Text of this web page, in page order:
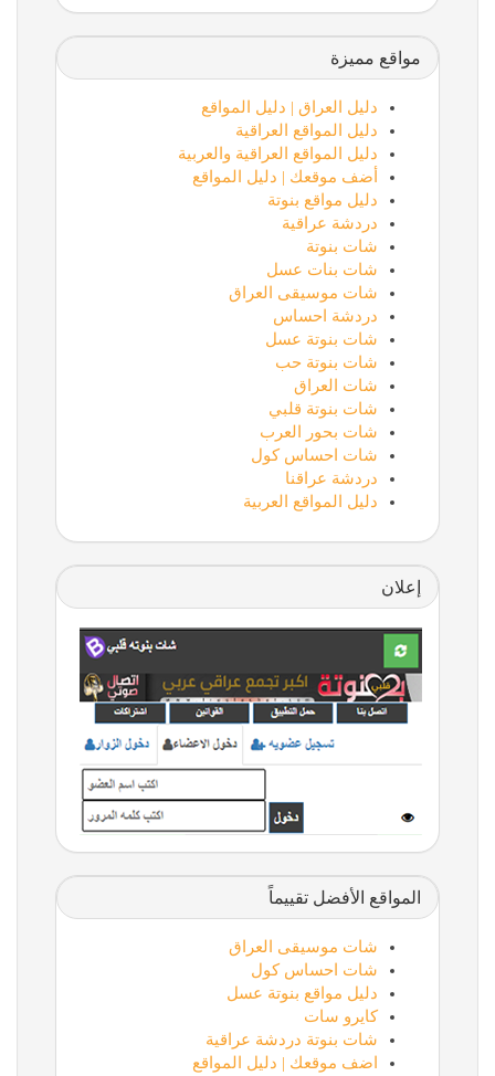
مواقع مميزة
دليل العراق | دليل المواقع
دليل المواقع العراقية
دليل المواقع العراقية والعربية
أضف موقعك | دليل المواقع
دليل مواقع بنوتة
دردشة عراقية
شات بنوتة
شات بنات عسل
شات موسيقى العراق
دردشة احساس
شات بنوتة عسل
شات بنوتة حب
شات العراق
شات بنوتة قلبي
شات بحور العرب
شات احساس كول
دردشة عراقنا
دليل المواقع العربية
إعلان
المواقع الأفضل تقييماً
شات موسيقى العراق
شات احساس كول
دليل مواقع بنوتة عسل
كايرو سات
شات بنوتة دردشة عراقية
اضف موقعك | دليل المواقع